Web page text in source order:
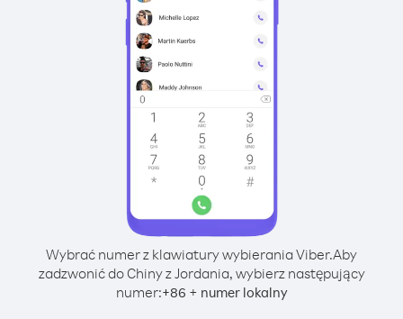
Wybrać numer z klawiatury wybierania Viber.Aby
zadzwonić do Chiny z Jordania, wybierz następujący
numer:+86 + numer lokalny